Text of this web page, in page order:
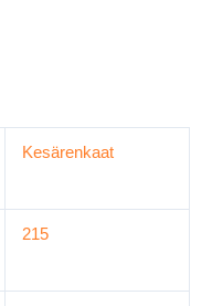
Kesärenkaat
215